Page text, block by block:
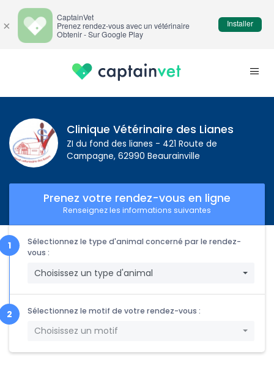
Clinique Vétérinaire des Lianes
ZI du fond des lianes - 421 Route de
Campagne, 62990 Beaurainville
Prenez votre rendez-vous en ligne
Renseignez les informations suivantes
Sélectionnez le type d'animal concerné par le rendez-
vous :
Choisissez un type d'animal
Sélectionnez le motif de votre rendez-vous :
Choisissez un motif
×
CaptainVet
Prenez rendez-vous avec un vétérinaire
Obtenir - Sur Google Play
Installer